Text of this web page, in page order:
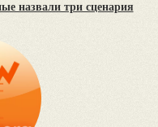
назвали три сценария